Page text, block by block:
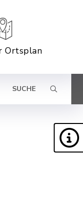
Ortsplan
SUCHE